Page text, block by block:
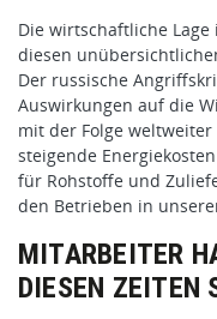
Die wirtschaftliche
diesen
Der russische
Auswirkungen auf die
mit der Folge
steigende
für Rohstoffe und
den Betrieben in
MITARBEITER
DIESEN ZEITEN